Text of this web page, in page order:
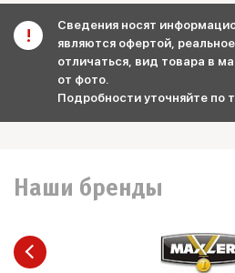
Сведения носят
являются офертой,
отличаться, вид товара в
от фото.
Подробности уточняйте по
Наши бренды